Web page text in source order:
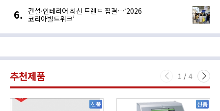
건설·인테리어 최신 트렌드 집결…‘2026
코리아빌드위크’
추천제품 1 / 4
신품 신품